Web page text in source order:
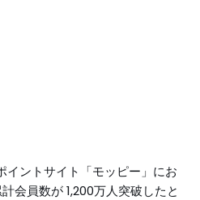
イントサイト「モッピー」にお
会員数が 1,200万人突破したと